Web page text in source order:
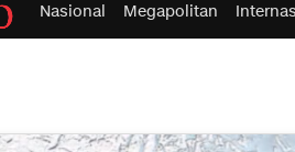
Nasional Megapolitan